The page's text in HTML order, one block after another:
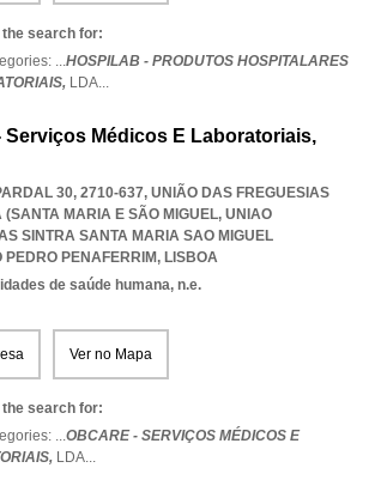
the search for:
...HOSPILAB - PRODUTOS HOSPITALARES
LDA...
Serviços Médicos E Laboratoriais,
30, 2710-637, UNIÃO DAS FREGUESIAS
(SANTA MARIA E SÃO MIGUEL, UNIAO
SINTRA SANTA MARIA SAO MIGUEL
PEDRO PENAFERRIM, LISBOA
de saúde humana, n.e.
Ver no Mapa
the search for:
...OBCARE - SERVIÇOS MÉDICOS E
LDA...